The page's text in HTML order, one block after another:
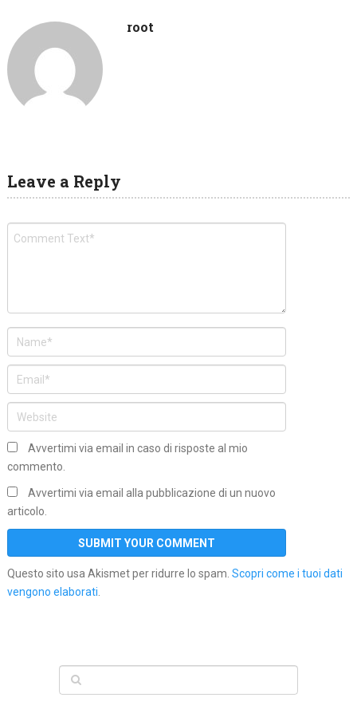
root
Leave a Reply
Avvertimi via email in caso di risposte al mio
commento.
Avvertimi via email alla pubblicazione di un nuovo
articolo.
Questo sito usa Akismet per ridurre lo spam. Scopri come i tuoi dati
vengono elaborati.